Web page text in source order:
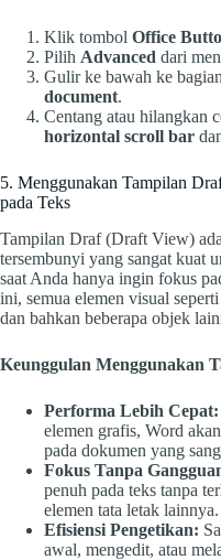
Klik tombol Office
Pilih Advanced dari
Gulir ke bawah ke bagian
document.
Centang atau hilangkan
horizontal scroll bar
5. Menggunakan Tampilan
pada Teks
Tampilan Draf (Draft View)
tersembunyi yang sangat kuat
saat Anda hanya ingin fokus
ini, semua elemen visual
dan bahkan beberapa objek
Keunggulan Menggunakan
Performa Lebih Cepat:
elemen grafis, Word
pada dokumen yang
Fokus Tanpa
penuh pada teks tanpa
elemen tata letak lainnya.
Efisiensi Pengetikan:
awal, mengedit, atau